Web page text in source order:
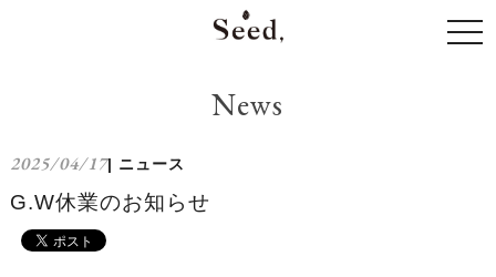
News
2025/04/17| ニュース
G.W休業のお知らせ